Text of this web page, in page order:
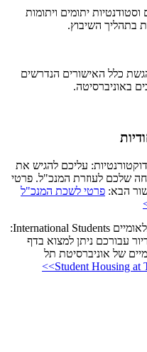
יתומים ויתומות
בתהליך השיבוץ.
כלל האישורים הנדרשים
באוניברסיטה.
עליכם להגיש את
שלכם לעוזרת המנכ"ל. פרטי
הבא: פרטי לשכת המנכ"ל
סטודנטים וסטודנטיות בינלאומיים International Students:
עבורכם ניתן למצוא בדף
של אוניברסיטת תל
Student Housing at